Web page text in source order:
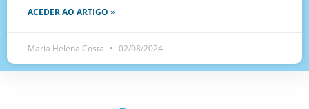
ACEDER AO ARTIGO »
Maria Helena Costa 02/08/2024